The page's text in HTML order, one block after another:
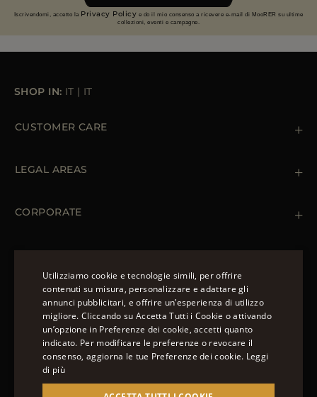
Iscrivendomi, accetto la Privacy Policy e do il mio consenso a ricevere e-mail di MooRER su ultime
collezioni, eventi e campagne.
SHOP IN: IT | IT
CUSTOMER CARE
Ordini e Pagamenti
LEGAL AREAS
Cookie Policy
Accessibility Statement
CORPORATE
CAPISPALLA
Piumini Invernali da Uomo
Piumini Invernali da Donna
Piumino 100 grammi
Piumini Estivi da Donna
SEGUICI
© 2022 – MOORER S.P.A – VIA XXV APRILE, 90 37014
ENGLISH
ITALIAN
FRENCH
Utilizziamo cookie e tecnologie simili, per offrire
contenuti su misura, personalizzare e adattare gli
annunci pubblicitari, e offrire un’esperienza di utilizzo
migliore. Cliccando su Accetta Tutti i Cookie o attivando
un’opzione in Preferenze dei cookie, accetti quanto
indicato. Per modificare le preferenze o revocare il
consenso, aggiorna le tue Preferenze dei cookie. Leggi
di più